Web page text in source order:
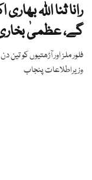
رانا ثنا اللہ
گے، عظمیٰ
فلور ملز اور آڑھتیوں کو تین
وزیراطلاعات پنجاب